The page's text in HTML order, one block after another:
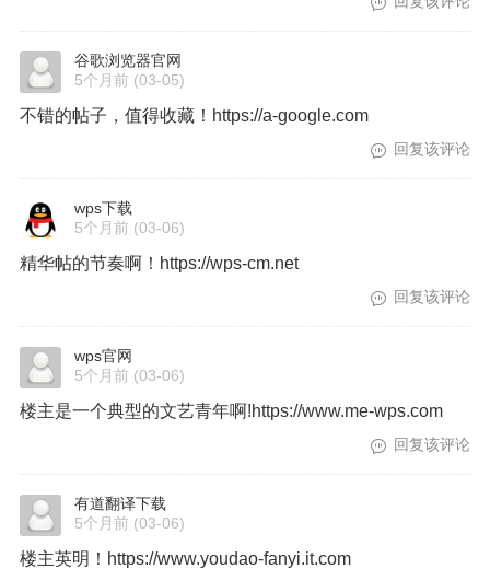
谷歌浏览器官网
5个月前 (03-05)
不错的帖子，值得收藏！https://a-google.com
回复该评论
wps下载
5个月前 (03-06)
精华帖的节奏啊！https://wps-cm.net
回复该评论
wps官网
5个月前 (03-06)
楼主是一个典型的文艺青年啊!https://www.me-wps.com
回复该评论
有道翻译下载
5个月前 (03-06)
楼主英明！https://www.youdao-fanyi.it.com